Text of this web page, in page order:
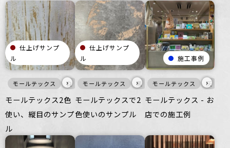
仕上げサンプ
ル
モールテックス 白 壁 マット その他 オフィス 住空間
›
モールテックス2色
使い、縦目のサンプ
ル
仕上げサンプ
ル
モールテックス 黒 壁 マット オフィス
›
モールテックスで2
色使いのサンプル
施工事例
モールテックス 灰
›
モールテックス - お
店での施工例